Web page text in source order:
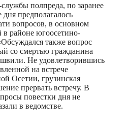
полпреда, по заранее
дня предполагалось
вопросов, в основном
в районе югоосетино-
также вопрос
со смертью гражданина
Не удовлетворившись
на встрече
Осетии, грузинская
прервать встречу. В
повестки дня не
в ведомстве.